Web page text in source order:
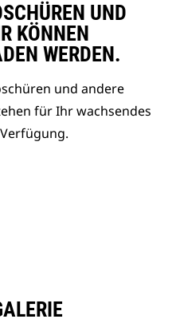
UND
KÖNNEN
WERDEN.
und andere
für Ihr wachsendes